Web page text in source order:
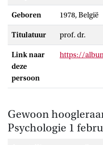
Geboren 1978, België
Titulatuur prof. dr.
Link naar
deze
persoon
https://
Gewoon
Psychologie 1